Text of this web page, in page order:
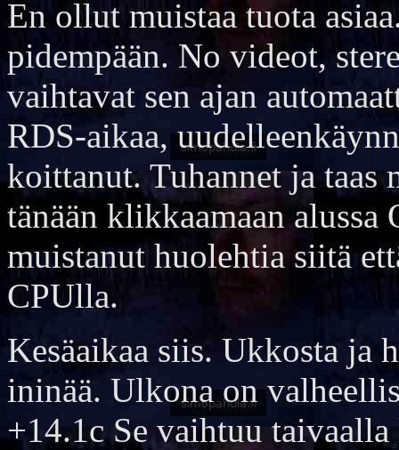
En ollut muistaa tuota
pidempään. No videot,
vaihtavat sen ajan
RDS-aikaa,
koittanut. Tuhannet ja
tänään klikkaamaan
muistanut huolehtia siitä
CPUlla.
Kesäaikaa siis. Ukkosta ja
ininää. Ulkona on
+14.1c Se vaihtuu